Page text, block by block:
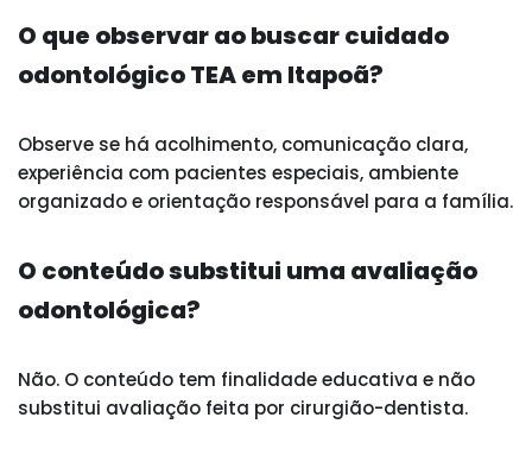
O que observar ao buscar cuidado
odontológico TEA em Itapoã?
Observe se há acolhimento, comunicação clara,
experiência com pacientes especiais, ambiente
organizado e orientação responsável para a família.
O conteúdo substitui uma avaliação
odontológica?
Não. O conteúdo tem finalidade educativa e não
substitui avaliação feita por cirurgião-dentista.